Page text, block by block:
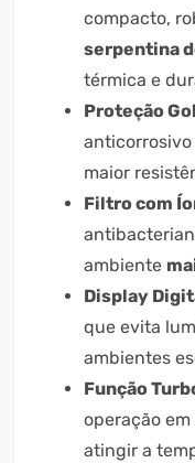
compacto,
serpentina
térmica e
Proteção
maior
Filtro com
ambiente
Display
que evita
ambientes
Função
operação
atingir a